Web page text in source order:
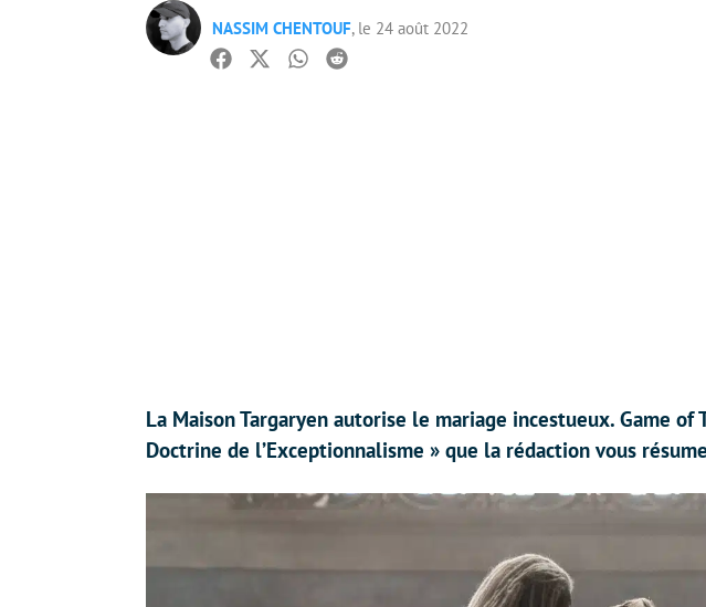
NASSIM CHENTOUF, le 24 août 2022
Facebook
TwitterWhatsapp
Reddit
La Maison Targaryen autorise le mariage incestueux. Game
Doctrine de l’Exceptionnalisme » que la rédaction vous